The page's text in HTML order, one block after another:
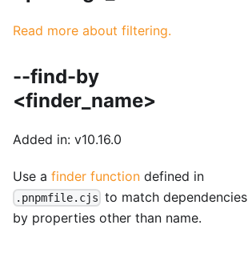
Read more about filtering.
--find-by
<finder_name>
Added in: v10.16.0
Use a finder function defined in
.pnpmfile.cjs to match dependencies
by properties other than name.